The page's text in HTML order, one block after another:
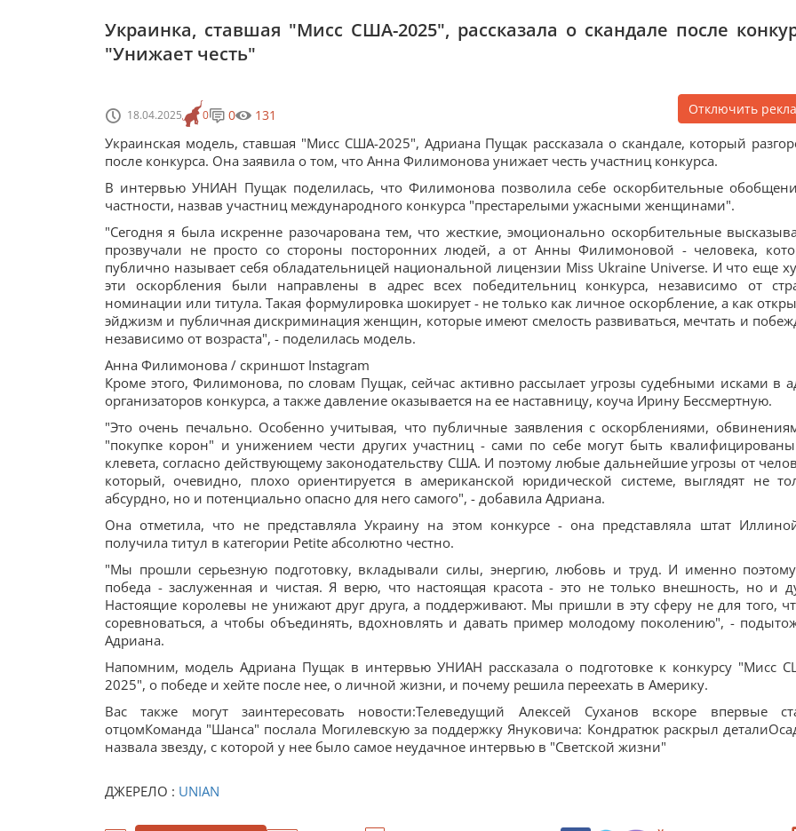
Украинка, ставшая "Мисс США-2025", рассказала о скандале после
"Унижает честь"
18.04.2025 0 0 131 Отключить
Украинская модель, ставшая "Мисс США-2025", Адриана Пущак рассказала о скандале, который
после конкурса. Она заявила о том, что Анна Филимонова унижает честь участниц конкурса.
В интервью УНИАН Пущак поделилась, что Филимонова позволила себе оскорбительные
частности, назвав участниц международного конкурса "престарелыми ужасными женщинами".
"Сегодня я была искренне разочарована тем, что жесткие, эмоционально оскорбительные
прозвучали не просто со стороны посторонних людей, а от Анны Филимоновой - человека,
публично называет себя обладательницей национальной лицензии Miss Ukraine Universe. И что еще
эти оскорбления были направлены в адрес всех победительниц конкурса, независимо от
номинации или титула. Такая формулировка шокирует - не только как личное оскорбление, а как
эйджизм и публичная дискриминация женщин, которые имеют смелость развиваться, мечтать и
независимо от возраста", - поделилась модель.
Анна Филимонова / скриншот Instagram
Кроме этого, Филимонова, по словам Пущак, сейчас активно рассылает угрозы судебными исками в
организаторов конкурса, а также давление оказывается на ее наставницу, коуча Ирину Бессмертную.
"Это очень печально. Особенно учитывая, что публичные заявления с оскорблениями,
"покупке корон" и унижением чести других участниц - сами по себе могут быть
клевета, согласно действующему законодательству США. И поэтому любые дальнейшие угрозы от
который, очевидно, плохо ориентируется в американской юридической системе, выглядят не
абсурдно, но и потенциально опасно для него самого", - добавила Адриана.
Она отметила, что не представляла Украину на этом конкурсе - она представляла штат
получила титул в категории Petite абсолютно честно.
"Мы прошли серьезную подготовку, вкладывали силы, энергию, любовь и труд. И именно поэтому
победа - заслуженная и чистая. Я верю, что настоящая красота - это не только внешность, но и
Настоящие королевы не унижают друг друга, а поддерживают. Мы пришли в эту сферу не для того,
соревноваться, а чтобы объединять, вдохновлять и давать пример молодому поколению", -
Адриана.
Напомним, модель Адриана Пущак в интервью УНИАН рассказала о подготовке к конкурсу "Мисс
2025", о победе и хейте после нее, о личной жизни, и почему решила переехать в Америку.
Вас также могут заинтересовать новости:Телеведущий Алексей Суханов вскоре впервые
отцомКоманда "Шанса" послала Могилевскую за поддержку Януковича: Кондратюк раскрыл
назвала звезду, с которой у нее было самое неудачное интервью в "Светской жизни"
ДЖЕРЕЛО : UNIAN